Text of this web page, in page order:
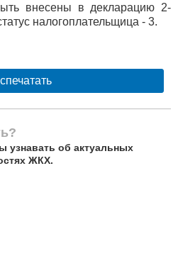
внесены в декларацию 2-
налогоплательщица - 3.
узнавать об актуальных
ЖКХ.